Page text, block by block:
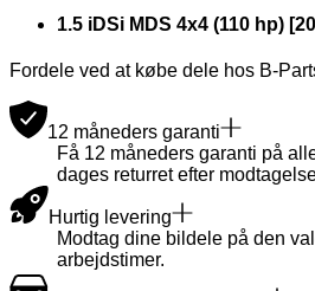
1.5 iDSi MDS 4x4 (110 hp) [
Fordele ved at købe dele hos B-
12 måneders garanti
Få 12 måneders garanti på
dages returret efter
Hurtig levering
Modtag dine bildele på den
arbejdstimer.